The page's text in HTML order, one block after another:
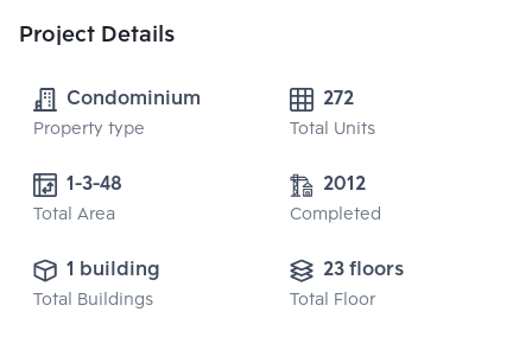
Project Details
Condominium
Property type
272
Total Units
Total Area
2012
Completed
1 building
Total Buildings
23 floors
Total Floor